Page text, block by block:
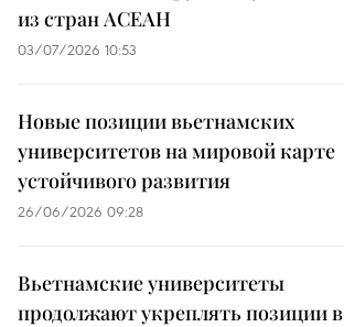
из стран АСЕАН
03/07/2026 10:53
Новые позиции вьетнамских
университетов на мировой карте
устойчивого развития
26/06/2026 09:28
Вьетнамские университеты
продолжают укреплять позиции в